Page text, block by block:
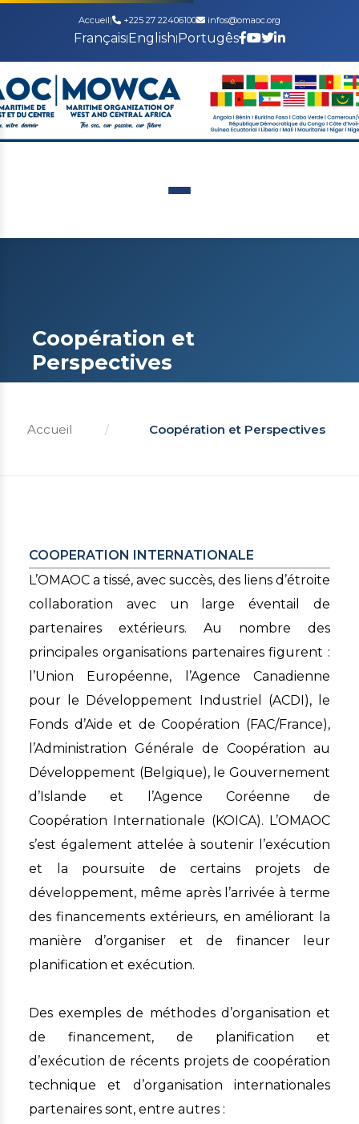
Accueil| +225 27 22406100 infos@omaoc.org
Français|English|Portugês
Coopération et
Perspectives
Accueil / Coopération et Perspectives
COOPERATION INTERNATIONALE
L’OMAOC a tissé, avec succès, des liens d’étroite
collaboration avec un large éventail de
partenaires extérieurs. Au nombre des
principales organisations partenaires figurent :
l’Union Européenne, l’Agence Canadienne
pour le Développement Industriel (ACDI), le
Fonds d’Aide et de Coopération (FAC/France),
l’Administration Générale de Coopération au
Développement (Belgique), le Gouvernement
d’Islande et l’Agence Coréenne de
Coopération Internationale (KOICA). L’OMAOC
s’est également attelée à soutenir l’exécution
et la poursuite de certains projets de
développement, même après l’arrivée à terme
des financements extérieurs, en améliorant la
manière d’organiser et de financer leur
planification et exécution.
Des exemples de méthodes d’organisation et
de financement, de planification et
d’exécution de récents projets de coopération
technique et d’organisation internationales
partenaires sont, entre autres :